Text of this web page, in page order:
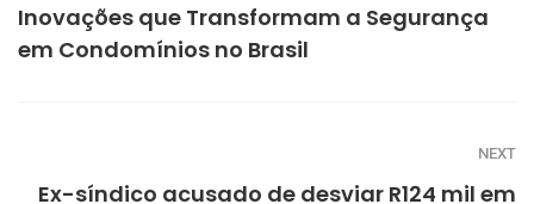
Inovações que Transformam a Segurança
em Condomínios no Brasil
NEXT
Ex-síndico acusado de desviar R124 mil em